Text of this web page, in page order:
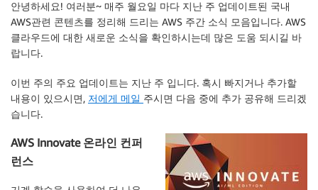
안녕하세요! 여러분~ 매주 월요일 마다 지난 주 업데이트된 국내
AWS관련 콘텐츠를 정리해 드리는 AWS 주간 소식 모음입니다. AWS
클라우드에 대한 새로운 소식을 확인하시는데 많은 도움 되시길 바
랍니다.
이번 주의 주요 업데이트는 지난 주 입니다. 혹시 빠지거나 추가할
내용이 있으시면, 저에게 메일 주시면 다음 중에 추가 공유해 드리겠
습니다.
AWS Innovate 온라인 컨퍼
런스